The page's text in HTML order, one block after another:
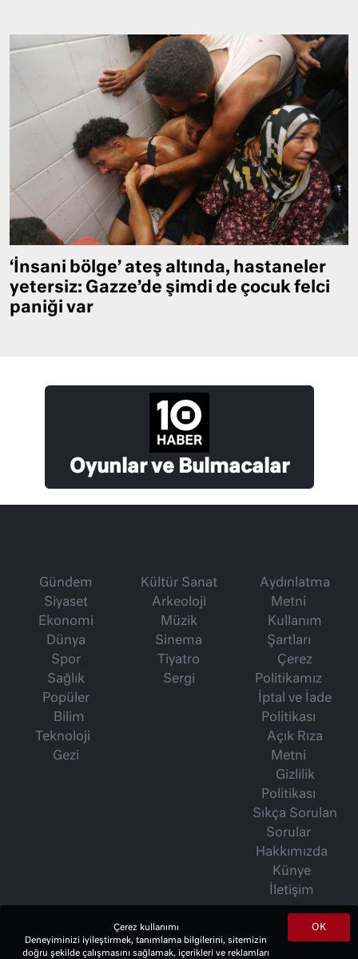
‘İnsani bölge’ ateş altında, hastaneler
yetersiz: Gazze’de şimdi de çocuk felci
paniği var
Oyunlar ve Bulmacalar
Gündem
Siyaset
Ekonomi
Dünya
Spor
Sağlık
Popüler
Bilim
Teknoloji
Gezi
Kültür Sanat
Arkeoloji
Müzik
Sinema
Tiyatro
Sergi
Aydınlatma
Metni
Kullanım
Şartları
Çerez
Politikamız
İptal ve İade
Politikası
Açık Rıza
Metni
Gizlilik
Politikası
Sıkça Sorulan
Sorular
Hakkımızda
Künye
İletişim
İsmet Berkan Yazıları
OK
Çerez kullanımı
Deneyiminizi iyileştirmek, tanımlama bilgilerini, sitemizin
doğru şekilde çalışmasını sağlamak, içerikleri ve reklamları